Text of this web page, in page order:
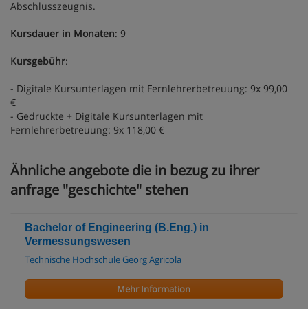
Abschlusszeugnis.
Kursdauer in Monaten: 9
Kursgebühr:
- Digitale Kursunterlagen mit Fernlehrerbetreuung: 9x 99,00
€
- Gedruckte + Digitale Kursunterlagen mit
Fernlehrerbetreuung: 9x 118,00 €
Ähnliche angebote die in bezug zu ihrer
anfrage "geschichte" stehen
Bachelor of Engineering (B.Eng.) in
Vermessungswesen
Technische Hochschule Georg Agricola
Mehr Information